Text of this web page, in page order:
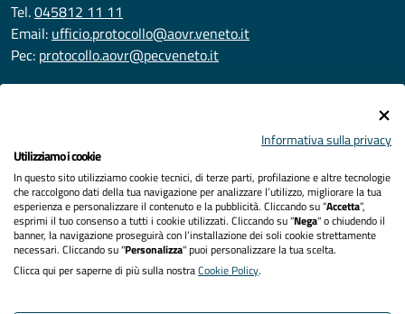
Tel.045812 11 11
Email: ufficio.protocollo@aovr.veneto.it
Pec: protocollo.aovr@pecveneto.it
Privacy
Accessibilità
Note legali
Informativa sulla privacy
Utilizziamo i cookie
In questo sito utilizziamo cookie tecnici, di terze parti, profilazione e altre tecnologie
che raccolgono dati della tua navigazione per analizzare l’utilizzo, migliorare la tua
esperienza e personalizzare il contenuto e la pubblicità. Cliccando su “Accetta”,
esprimi il tuo consenso a tutti i cookie utilizzati. Cliccando su "Nega" o chiudendo il
banner, la navigazione proseguirà con l’installazione dei soli cookie strettamente
necessari. Cliccando su "Personalizza" puoi personalizzare la tua scelta.
Clicca qui per saperne di più sulla nostraCookie Policy.